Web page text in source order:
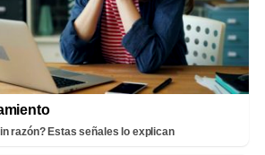
razón? Estas señales lo explican